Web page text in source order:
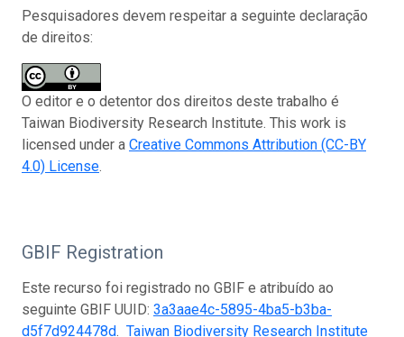
Pesquisadores devem respeitar a seguinte declaração
de direitos:
O editor e o detentor dos direitos deste trabalho é
Taiwan Biodiversity Research Institute. This work is
licensed under a Creative Commons Attribution (CC-BY
4.0) License.
GBIF Registration
Este recurso foi registrado no GBIF e atribuído ao
seguinte GBIF UUID: 3a3aae4c-5895-4ba5-b3ba-
d5f7d924478d. Taiwan Biodiversity Research Institute